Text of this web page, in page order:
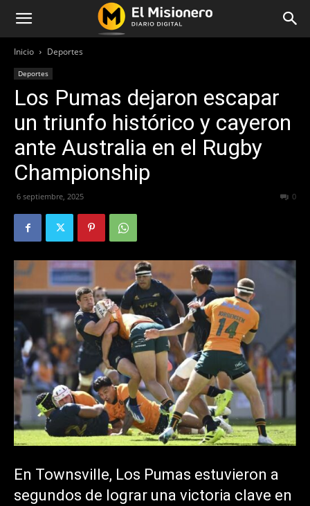
Inicio Deportes
Deportes
Los Pumas dejaron escapar
un triunfo histórico y cayeron
ante Australia en el Rugby
Championship
6 septiembre, 2025 0
En Townsville, Los Pumas estuvieron a
segundos de lograr una victoria clave en